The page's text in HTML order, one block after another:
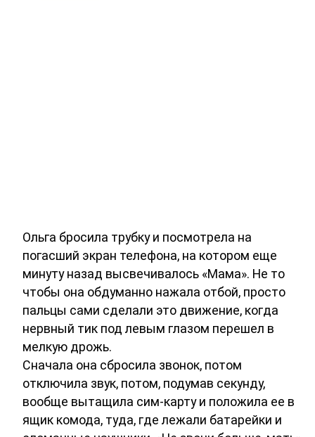
Ольга бросила трубку и посмотрела на
погасший экран телефона, на котором еще
минуту назад высвечивалось «Мама». Не то
чтобы она обдуманно нажала отбой, просто
пальцы сами сделали это движение, когда
нервный тик под левым глазом перешел в
мелкую дрожь.
Сначала она сбросила звонок, потом
отключила звук, потом, подумав секунду,
вообще вытащила сим-карту и положила ее в
ящик комода, туда, где лежали батарейки и